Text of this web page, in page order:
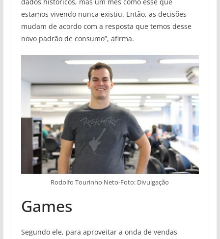
estamos vivendo nunca existiu. Então, as decisões
mudam de acordo com a resposta que temos desse
novo padrão de consumo”, afirma.
Rodolfo Tourinho Neto-Foto: Divulgação
Games
Segundo ele, para aproveitar a onda de vendas